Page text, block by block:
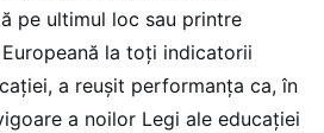
pe ultimul loc sau printre
la toți indicatorii
a reușit performanța ca, în
a noilor Legi ale educației